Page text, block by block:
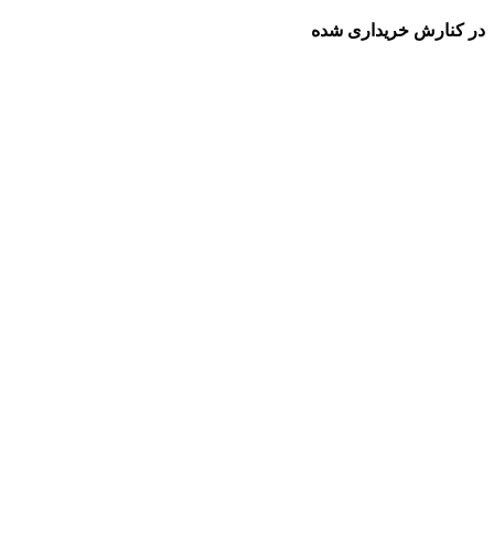
در کنارش خریداری شده